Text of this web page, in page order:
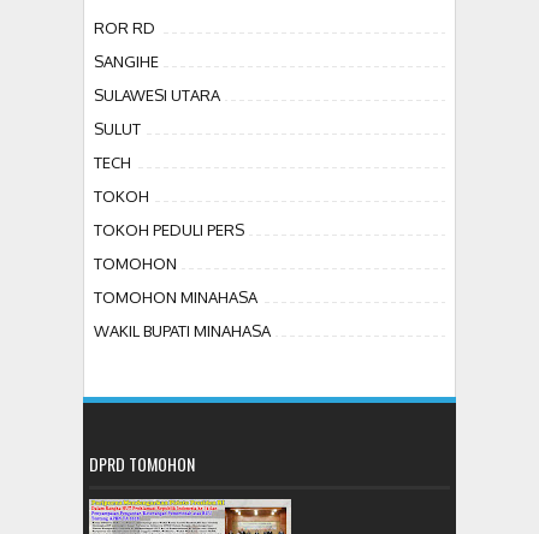
ROR RD
SANGIHE
SULAWESI UTARA
SULUT
TECH
TOKOH
TOKOH PEDULI PERS
TOMOHON
TOMOHON MINAHASA
WAKIL BUPATI MINAHASA
DPRD TOMOHON